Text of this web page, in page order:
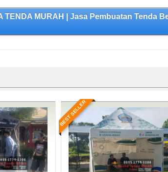
MURAH | Jasa Pembuatan Tenda
BEST SELLER